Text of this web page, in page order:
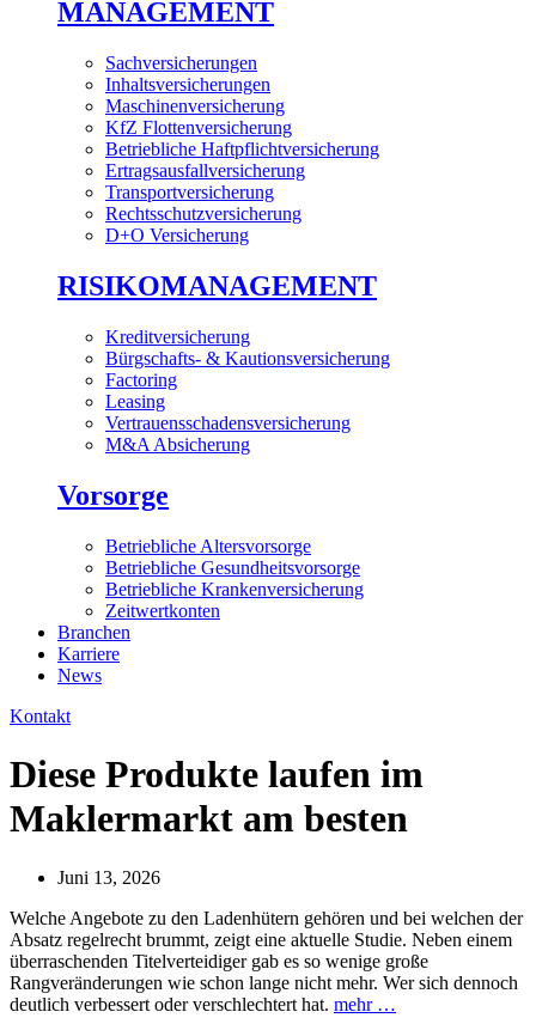
MANAGEMENT
Sachversicherungen
Inhaltsversicherungen
Maschinenversicherung
KfZ Flottenversicherung
Betriebliche Haftpflichtversicherung
Ertragsausfallversicherung
Transportversicherung
Rechtsschutzversicherung
D+O Versicherung
RISIKOMANAGEMENT
Kreditversicherung
Bürgschafts- & Kautionsversicherung
Factoring
Leasing
Vertrauensschadensversicherung
M&A Absicherung
Vorsorge
Betriebliche Altersvorsorge
Betriebliche Gesundheitsvorsorge
Betriebliche Krankenversicherung
Zeitwertkonten
Branchen
Karriere
News
Kontakt
Diese Produkte laufen im
Maklermarkt am besten
Juni 13, 2026
Welche Angebote zu den Ladenhütern gehören und bei welchen der
Absatz regelrecht brummt, zeigt eine aktuelle Studie. Neben einem
überraschenden Titelverteidiger gab es so wenige große
Rangveränderungen wie schon lange nicht mehr. Wer sich dennoch
deutlich verbessert oder verschlechtert hat. mehr …